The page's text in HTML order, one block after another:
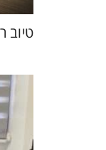
טיוב